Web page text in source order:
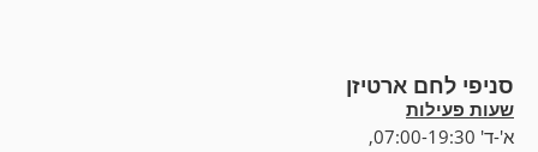
סניפי לחם ארטיזן
שעות פעילות
א'-ד' 07:00-19:30,